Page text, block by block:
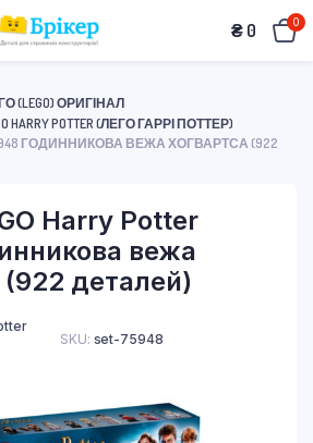
₴ 0 0
(LEGO) ОРИГІНАЛ
POTTER (ЛЕГО ГАРРІ ПОТТЕР)
75948 ГОДИННИКОВА ВЕЖА ХОГВАРТСА (922
Harry Potter
вежа
(922 деталей)
SKU: set-75948